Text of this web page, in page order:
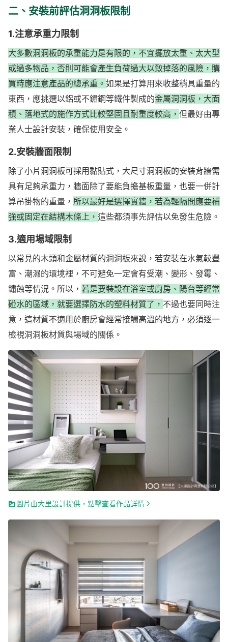
二、安裝前評估洞洞板限制
1.注意承重力限制
大多數洞洞板的承重能力是有限的，不宜擺放太重、太大型
或過多物品，否則可能會產生負荷過大以致掉落的風險，購
買時應注意產品的總承重。 如果是打算用來收整稍具重量的
東西，應挑選以鋁或不鏽鋼等鐵件製成的金屬洞洞板，大面
積、落地式的施作方式比較堅固且耐重度較高， 但最好由專
業人士設計安裝，確保使用安全。
2.安裝牆面限制
除了小片洞洞板可採用黏貼式，大尺寸洞洞板的安裝背牆需
具有足夠承重力，牆面除了要能負擔基板重量，也要一併計
算吊掛物的重量， 所以最好是選擇實牆，若為輕隔間應要補
強或固定在結構木條上， 這些都須事先評估以免發生危險。
3.適用場域限制
以常見的木頭和金屬材質的洞洞板來說，若安裝在水氣較豐
富、潮濕的環境裡，不可避免一定會有受潮、變形、發霉、
鏽蝕等情況。所以， 若是要裝設在浴室或廚房、陽台等經常
碰水的區域，就要選擇防水的塑料材質了， 不過也要同時注
意，這材質不適用於廚房會經常接觸高溫的地方，必須逐一
檢視洞洞板材質與場域的關係。
圖片由大里設計提供，點擊查看作品詳情